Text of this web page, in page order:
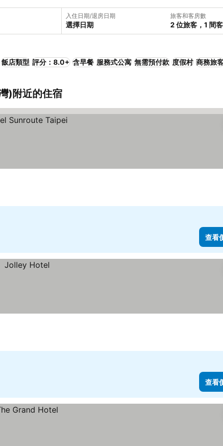
入住日期/退房日期
選擇日期
旅客和客房數
2 位旅客，1 間
飯店類型 評分：8.0+ 含早餐 服務式公寓 無需預付款 度假村 商務旅
)附近的住宿
查看
查看